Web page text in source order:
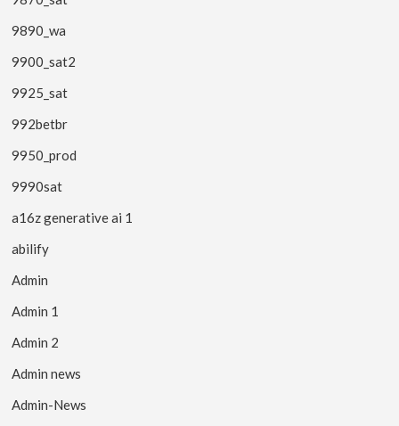
9890_wa
9900_sat2
9925_sat
992betbr
9950_prod
9990sat
a16z generative ai 1
abilify
Admin
Admin 1
Admin 2
Admin news
Admin-News